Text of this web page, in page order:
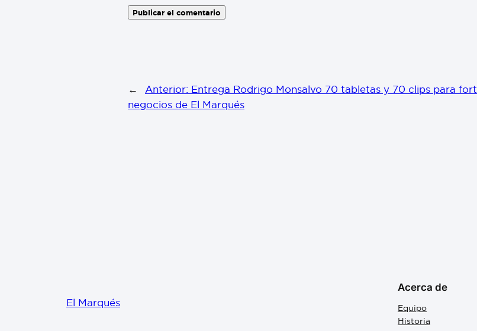
← Anterior: Entrega Rodrigo Monsalvo 70 tabletas y 70 clips para
negocios de El Marqués
El Marqués
Acerca de
Equipo
Historia